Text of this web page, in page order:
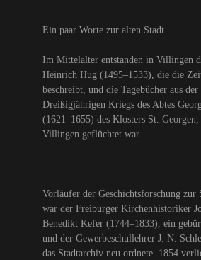
Ein paar Worte zur alten Stadt
Im Mittelalter entstanden in Villingen
Heinrich Hug (1495–1533), die die
beschreibt, und die Tagebücher aus
Dreißigjährigen Kriegs des Abtes
(1621–1655) des Klosters St. Georgen,
Villingen geflüchtet war.
Vorläufer der Geschichtsforschung
war der Freiburger Kirchenhistoriker
Benedikt Kefer (1744–1833), ein
und der Gewerbeschullehrer J. N.
das Stadtarchiv neu ordnete. 1854